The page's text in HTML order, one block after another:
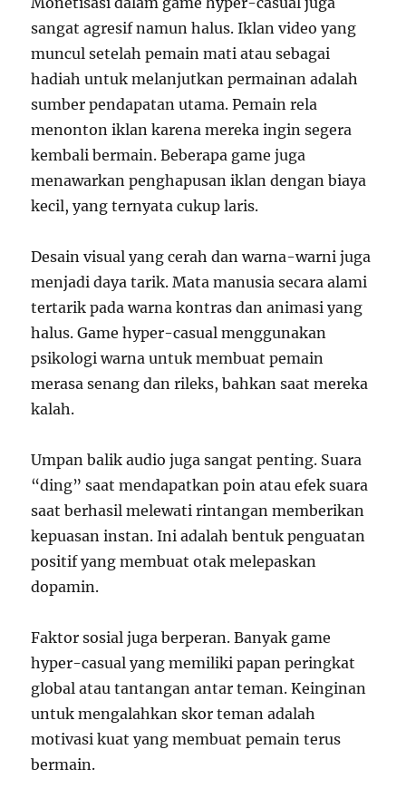
sangat agresif namun halus. Iklan video yang
muncul setelah pemain mati atau sebagai
hadiah untuk melanjutkan permainan adalah
sumber pendapatan utama. Pemain rela
menonton iklan karena mereka ingin segera
kembali bermain. Beberapa game juga
menawarkan penghapusan iklan dengan biaya
kecil, yang ternyata cukup laris.
Desain visual yang cerah dan warna-warni juga
menjadi daya tarik. Mata manusia secara alami
tertarik pada warna kontras dan animasi yang
halus. Game hyper-casual menggunakan
psikologi warna untuk membuat pemain
merasa senang dan rileks, bahkan saat mereka
kalah.
Umpan balik audio juga sangat penting. Suara
“ding” saat mendapatkan poin atau efek suara
saat berhasil melewati rintangan memberikan
kepuasan instan. Ini adalah bentuk penguatan
positif yang membuat otak melepaskan
dopamin.
Faktor sosial juga berperan. Banyak game
hyper-casual yang memiliki papan peringkat
global atau tantangan antar teman. Keinginan
untuk mengalahkan skor teman adalah
motivasi kuat yang membuat pemain terus
bermain.